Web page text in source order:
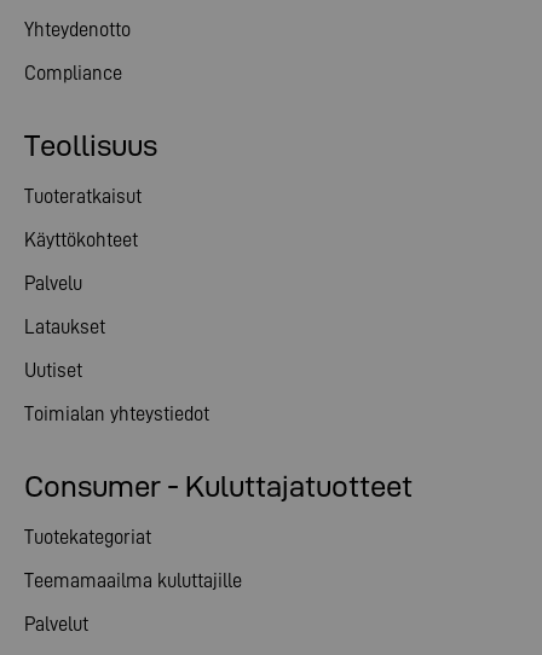
Yhteydenotto
Compliance
Consumer - Kuluttajatuotteet
Tuotekategoriat
Teemamaailma kuluttajille
Palvelut
Teollisuus
Tuoteratkaisut
Käyttökohteet
Palvelu
Lataukset
Uutiset
Toimialan yhteystiedot